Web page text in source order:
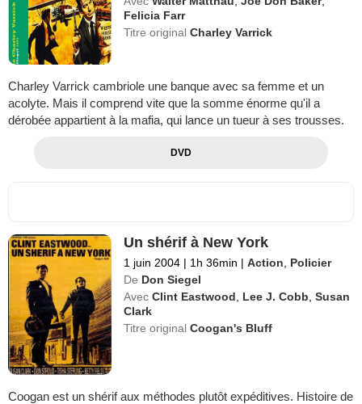
Felicia Farr
Titre originalCharley Varrick
Charley Varrick cambriole une banque avec sa femme et un
acolyte. Mais il comprend vite que la somme énorme qu'il a
dérobée appartient à la mafia, qui lance un tueur à ses trousses.
DVD
Un shérif à New York
1 juin 2004 | 1h 36min | Action
Policier
De Don Siegel
Avec Clint Eastwood Lee J. Cobb ,Susan
Clark
Titre originalCoogan's Bluff
Coogan est un shérif aux méthodes plutôt expéditives. Histoire de